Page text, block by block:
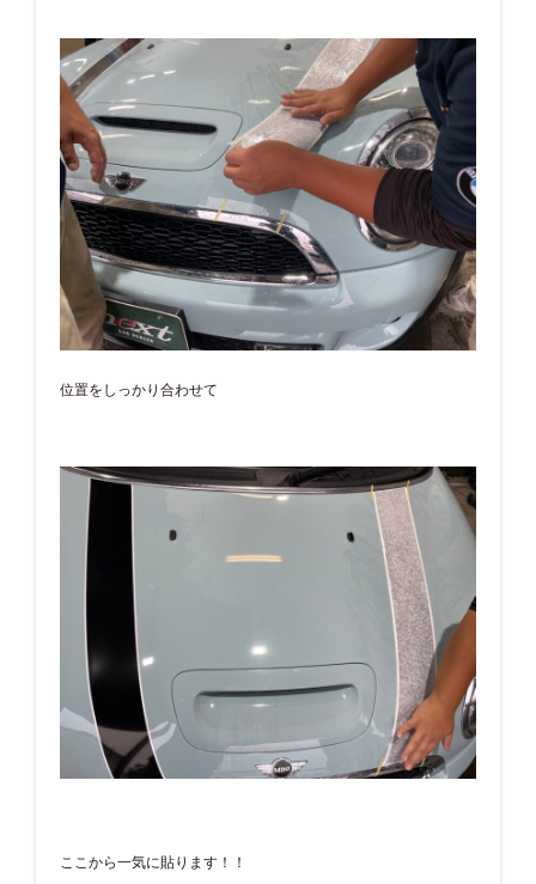
位置をしっかり合わせて
ここから一気に貼ります！！